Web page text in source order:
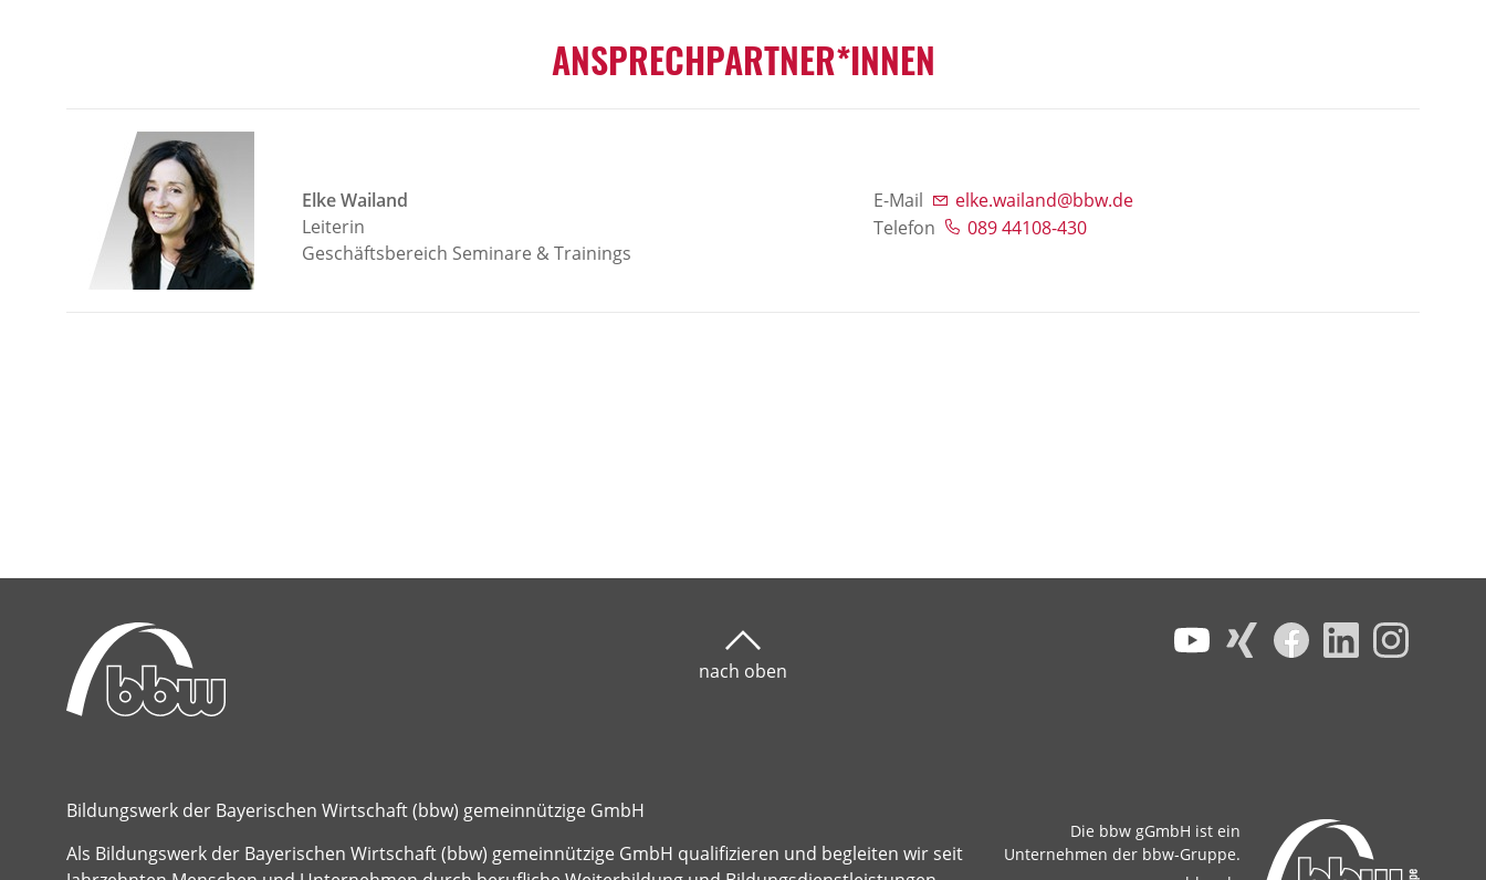
ANSPRECHPARTNER*INNEN
Elke Wailand
Leiterin
Geschäftsbereich Seminare & Trainings
E-Mail
elke.wailand@bbw.de
Telefon
089 44108-430
nach oben
Bildungswerk der Bayerischen Wirtschaft (bbw) gemeinnützige GmbH
Als Bildungswerk der Bayerischen Wirtschaft (bbw) gemeinnützige GmbH qualifizieren und begleiten wir seit
Die bbw gGmbH ist ein
Unternehmen der bbw-Gruppe.